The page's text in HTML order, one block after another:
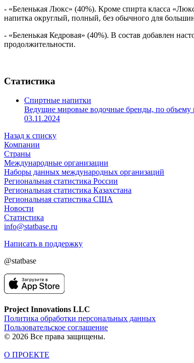
- «Беленькая Люкс» (40%). Кроме спирта класса
напитка округлый, полный, без обычного для
- «Беленькая Кедровая» (40%). В состав добавлен
продолжительности.
Статистика
Спиртные напитки
Ведущие мировые водочные бренды, по объему
03.11.2024
Назад к списку
Компании
Страны
Международные организации
Наборы данных международных организаций
Региональная статистика России
Региональная статистика Казахстана
Региональная статистика США
Новости
Статистика
info@statbase.ru
Написать в поддержку
@statbase
Project Innovations LLC
Политика обработки персональных данных
Пользовательское соглашение
© 2026 Все права защищены.
О ПРОЕКТЕ